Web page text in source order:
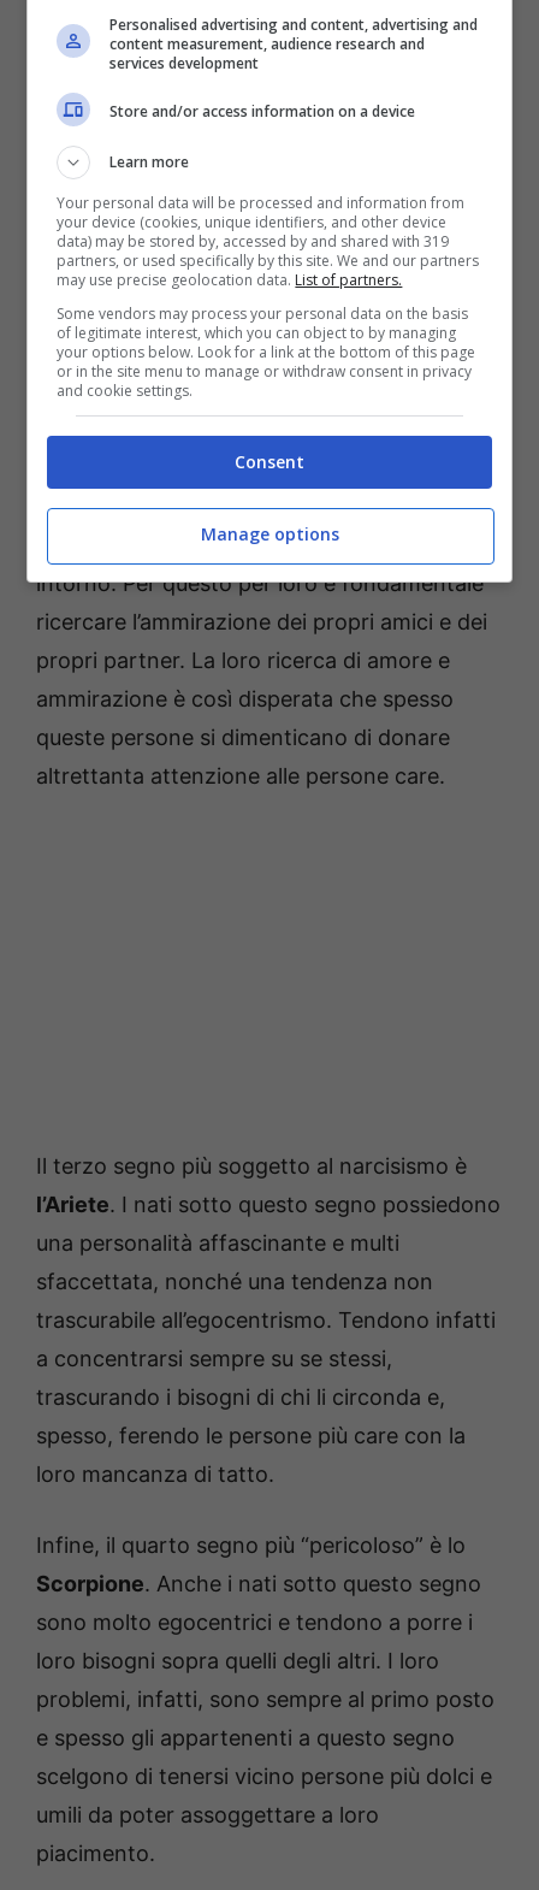
segno sono solitamente tranquille e pacate?
In realtà, sotto questa facciata di persone a
modo e piacevoli, si può nascondere una
personalità complessa e sfaccettata, nonché
la tendenza ad agire solo ed esclusivamente
per l’ottenimento della propria serenità
personale, an he a discapito di chi li circonda.
Non importa quanto profondo sia il vostro
legame con loro, il loro benessere verrà
sempre prima del vostro.
Il secondo segno più pericoloso in questo
. I nati sotto questo segno
sono grandi sognatori e desiderano l’amore
incondizionato delle persone che stanno loro
intorno. Per questo per loro è fondamentale
ricercare l’ammirazione dei propri amici e dei
propri partner. La loro ricerca di amore e
ammirazione è così disperata che spesso
queste persone si dimenticano di donare
altrettanta attenzione alle persone care.
Il terzo segno più soggetto al narcisismo è
l’Ariete. I nati sotto questo segno possiedono
una personalità affascinante e multi
sfaccettata, nonché una tendenza non
trascurabile all’egocentrismo. Tendono infatti
a concentrarsi sempre su se stessi,
trascurando i bisogni di chi li circonda e,
spesso, ferendo le persone più care con la
loro mancanza di tatto.
Infine, il quarto segno più “pericoloso” è lo
Scorpione. Anche i nati sotto questo segno
sono molto egocentrici e tendono a porre i
loro bisogni sopra quelli degli altri. I loro
problemi, infatti, sono sempre al primo posto
e spesso gli appartenenti a questo segno
scelgono di tenersi vicino persone più dolci e
umili da poter assoggettare a loro
piacimento.
Personalised advertising and content, advertising and
content measurement, audience research and
services development
Store and/or access information on a device
Learn more
Your personal data will be processed and information from
your device (cookies, unique identifiers, and other device
data) may be stored by, accessed by and shared with 319
partners, or used specifically by this site. We and our partners
may use precise geolocation data. List of partners.
Some vendors may process your personal data on the basis
of legitimate interest, which you can object to by managing
your options below. Look for a link at the bottom of this page
or in the site menu to manage or withdraw consent in privacy
and cookie settings.
Consent
Manage options